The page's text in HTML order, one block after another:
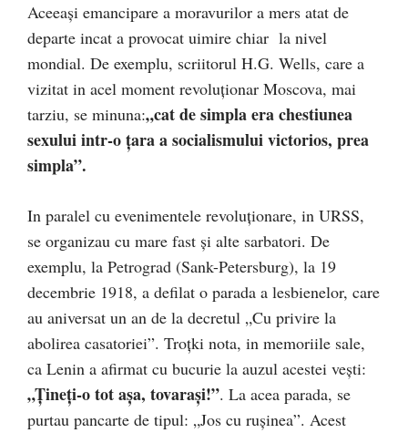
Aceeași emancipare a moravurilor a mers atat de
departe incat a provocat uimire chiar la nivel
mondial. De exemplu, scriitorul H.G. Wells, care a
vizitat in acel moment revoluționar Moscova, mai
tarziu, se minuna:„cat de simpla era chestiunea
sexului intr-o țara a socialismului victorios, prea
simpla”.
In paralel cu evenimentele revoluționare, in URSS,
se organizau cu mare fast și alte sarbatori. De
exemplu, la Petrograd (Sank-Petersburg), la 19
decembrie 1918, a defilat o parada a lesbienelor, care
au aniversat un an de la decretul „Cu privire la
abolirea casatoriei”. Troțki nota, in memoriile sale,
ca Lenin a afirmat cu bucurie la auzul acestei vești:
„Țineți-o tot așa, tovarași!”. La acea parada, se
purtau pancarte de tipul: „Jos cu rușinea”. Acest